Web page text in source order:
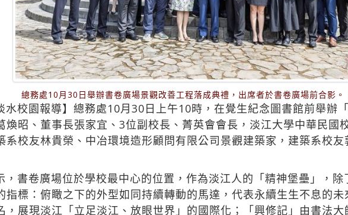
總務處10月30日舉辦書卷廣場景觀改善工程落成典禮，出席者於書卷廣場前合影。
水校園報導】總務處10月30日上午10時，在覺生紀念圖書館前舉辦
煥昭、董事長張家宜、3位副校長、菁英會會長，淡江大學中華民國
系校友林貴榮、中冶環境造形顧問有限公司景觀建築家，建築系校
，書卷廣場位於學校最中心的位置，作為淡江人的「精神堡壘」，
指標：俯瞰之下的外型如同持續轉動的馬達，代表永續生生不息的
，展現淡江「立足淡江、放眼世界」的國際化；「興修記」由書法